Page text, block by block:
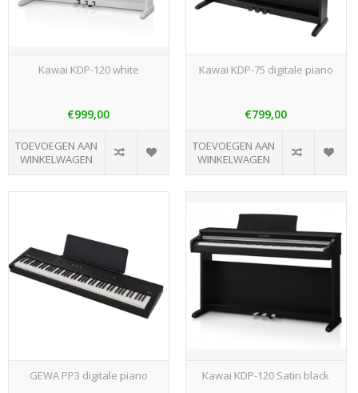
Kawai KDP-120 white
€999,00
TOEVOEGEN AAN
WINKELWAGEN
Kawai KDP-75 digitale piano
€799,00
TOEVOEGEN AAN
WINKELWAGEN
GEWA PP3 digitale piano Kawai KDP-120 Satin black